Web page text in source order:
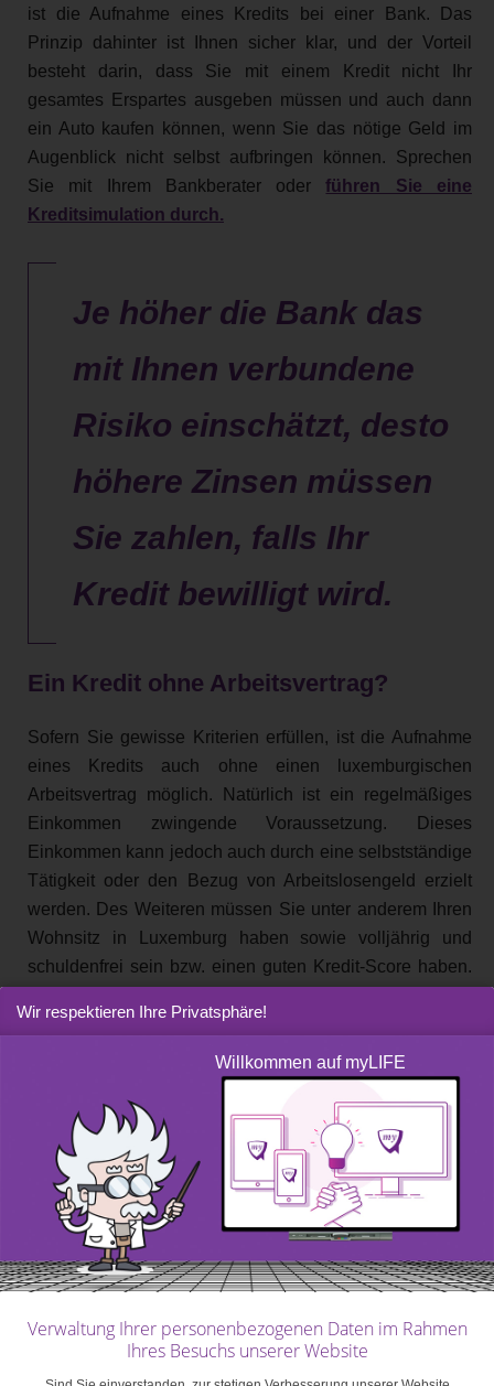
ist die Aufnahme eines Kredits bei einer Bank. Das
Prinzip dahinter ist Ihnen sicher klar, und der Vorteil
besteht darin, dass Sie mit einem Kredit nicht Ihr
gesamtes Erspartes ausgeben müssen und auch dann
ein Auto kaufen können, wenn Sie das nötige Geld im
Augenblick nicht selbst aufbringen können. Sprechen
Sie mit Ihrem Bankberater oderführen Sie eine
Kreditsimulation durch.
Je höher die Bank das
mit Ihnen verbundene
Risiko einschätzt, desto
höhere Zinsen müssen
Sie zahlen, falls Ihr
Kredit bewilligt wird.
Ein Kredit ohne Arbeitsvertrag?
Sofern Sie gewisse Kriterien erfüllen, ist die Aufnahme
eines Kredits auch ohne einen luxemburgischen
Arbeitsvertrag möglich. Natürlich ist ein regelmäßiges
Einkommen zwingende Voraussetzung. Dieses
Einkommen kann jedoch auch durch eine selbstständige
Tätigkeit oder den Bezug von Arbeitslosengeld erzielt
werden. Des Weiteren müssen Sie unter anderem Ihren
Wohnsitz in Luxemburg haben sowie volljährig und
schuldenfrei sein bzw. einen guten Kredit-Score haben.
Risiko einschätzt, desto höhere Zinsen müssen Sie
zahlen, falls Ihr Kredit bewilligt wird.
Leasing?
Leasing ist eine weitere Möglichkeit, den Kauf eines
Autos zu finanzieren. Dabei mieten Sie im Prinzip das
Auto über einen längeren Zeitraum und haben
(eventuell) auch die Option, es ab einer bestimmten
Laufzeit oder einem bestimmten Kilometerstand zu
kaufen. Die Zahlung erfolgt in Form von monatlichen
Raten, in denen in manchen Fällen auch die
Wartungskosten für Ihr Auto enthalten sind. Leasing hat
Wir respektieren Ihre Privatsphäre!
Willkommen auf myLIFE
Verwaltung Ihrer personenbezogenen Daten im Rahmen
Ihres Besuchs unserer Website